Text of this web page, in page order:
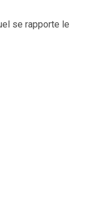
se rapporte le